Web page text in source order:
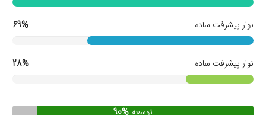
نوار پیشرفت ساده 69%
نوار پیشرفت ساده 28%